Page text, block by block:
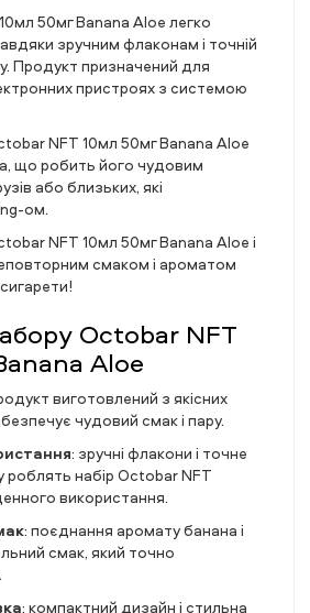
50мг Banana Aloe легко
зручним флаконам і точній
Продукт призначений для
пристроях з системою
NFT 10мл 50мг Banana Aloe
що робить його чудовим
або близьких, які
ом.
NFT 10мл 50мг Banana Aloe і
смаком і ароматом
Octobar NFT
Aloe
виготовлений з якісних
чудовий смак і пару.
: зручні флакони і точне
роблять набір Octobar NFT
використання.
: поєднання аромату банана і
смак, який точно
: компактний дизайн і стильна